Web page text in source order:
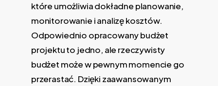
które umożliwia dokładne planowanie,
monitorowanie i analizę kosztów.
Odpowiednio opracowany budżet
projektu to jedno, ale rzeczywisty
budżet może w pewnym momencie go
przerastać. Dzięki zaawansowanym